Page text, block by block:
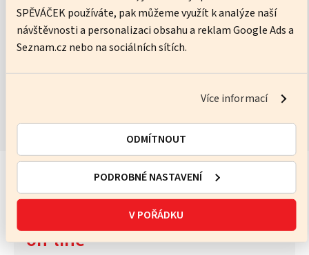
SPĚVÁČEK používáte, pak můžeme využít k analýze naší
návštěvnosti a personalizaci obsahu a reklam Google Ads a
Seznam.cz nebo na sociálních sítích.
Více informací
V POŘÁDKU
PODROBNÉ NASTAVENÍ
ODMÍTNOUT
No pressure, just practice – I’ll help you get better every lesson.
ZOBRAZIT KURZY
Vyzkoušejte Katalog lektorů
on-line